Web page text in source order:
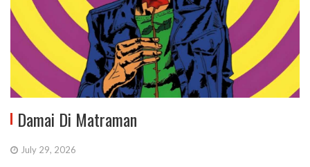
Damai Di Matraman
July 29, 2026